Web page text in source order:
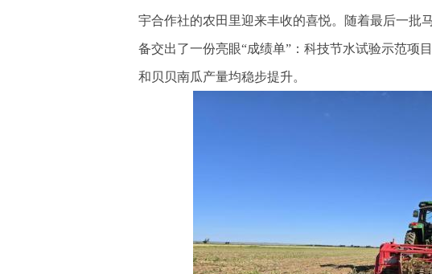
宇合作社的农田里迎来丰收的喜悦。随着最后一批
备交出了一份亮眼“成绩单”：科技节水试验示范项
和贝贝南瓜产量均稳步提升。